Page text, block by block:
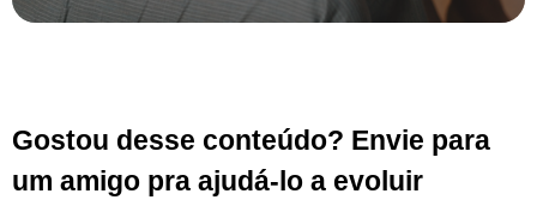
Gostou desse conteúdo? Envie para
um amigo pra ajudá-lo a evoluir